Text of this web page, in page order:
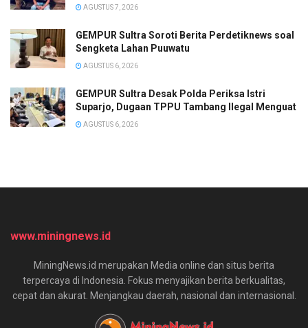
AGUSTUS 7, 2026
GEMPUR Sultra Soroti Berita Perdetiknews soal
Sengketa Lahan Puuwatu
AGUSTUS 6, 2026
GEMPUR Sultra Desak Polda Periksa Istri
Suparjo, Dugaan TPPU Tambang Ilegal Menguat
AGUSTUS 6, 2026
www.miningnews.id
MiningNews.id merupakan Media online dan situs berita
terpercaya di Indonesia. Fokus menyajikan berita berkualitas,
cepat dan akurat. Menjangkau daerah, nasional dan internasional.